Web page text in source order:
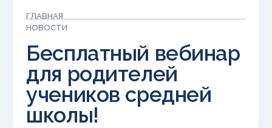
ГЛАВНАЯ
НОВОСТИ
Бесплатный вебинар
для родителей
учеников средней
школы!